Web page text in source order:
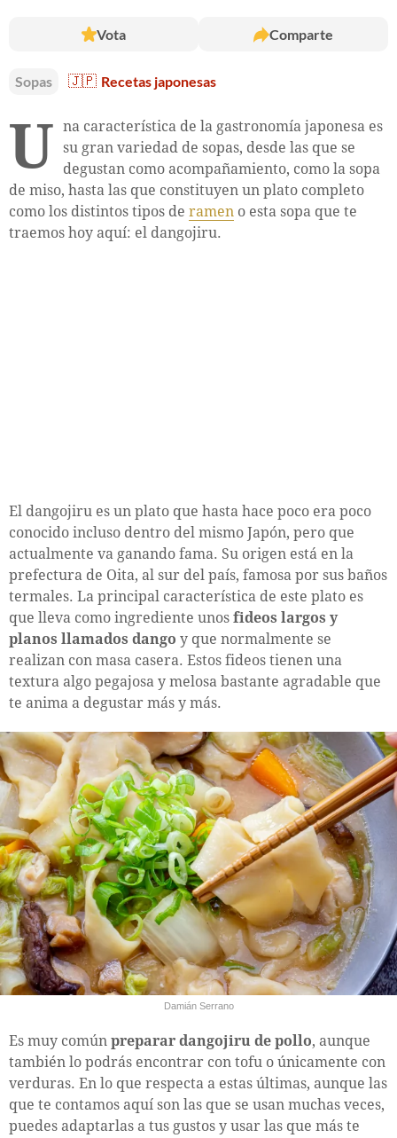
Vota Comparte
Sopas 🇯🇵 Recetas japonesas
U na característica de la gastronomía japonesa es
su gran variedad de sopas, desde las que se
degustan como acompañamiento, como la sopa
de miso, hasta las que constituyen un plato completo
como los distintos tipos de ramen o esta sopa que te
traemos hoy aquí: el dangojiru.
El dangojiru es un plato que hasta hace poco era poco
conocido incluso dentro del mismo Japón, pero que
actualmente va ganando fama. Su origen está en la
prefectura de Oita, al sur del país, famosa por sus baños
termales. La principal característica de este plato es
que lleva como ingrediente unos fideos largos y
planos llamados dango y que normalmente se
realizan con masa casera. Estos fideos tienen una
textura algo pegajosa y melosa bastante agradable que
te anima a degustar más y más.
Damián Serrano
Es muy común preparar dangojiru de pollo, aunque
también lo podrás encontrar con tofu o únicamente con
verduras. En lo que respecta a estas últimas, aunque las
que te contamos aquí son las que se usan muchas veces,
puedes adaptarlas a tus gustos y usar las que más te